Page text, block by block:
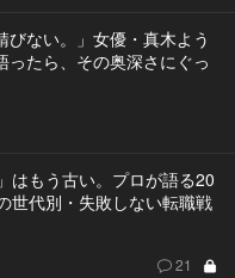
びない。」女優・真木よう
ったら、その奥深さにぐっ
はもう古い。プロが語る20
世代別・失敗しない転職戦
21